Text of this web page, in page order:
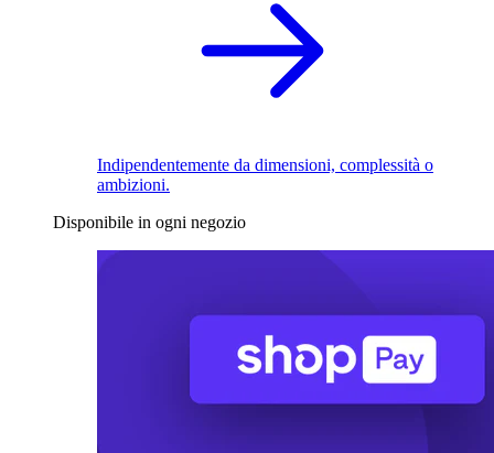
Indipendentemente da dimensioni, complessità o
ambizioni.
Disponibile in ogni negozio